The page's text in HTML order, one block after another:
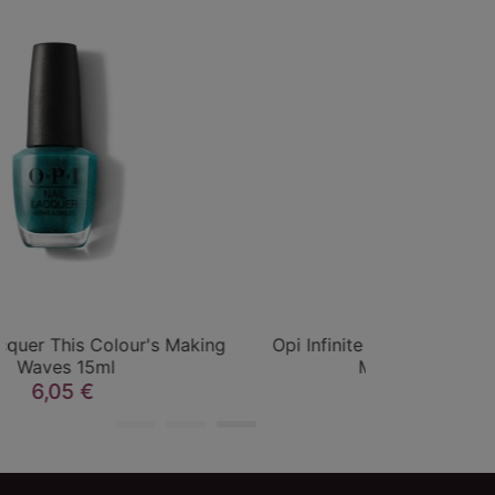
Opi Infinite Shine2 Don't Bossa Nova